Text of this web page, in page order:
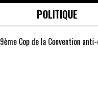
POLITIQUE
9ème Cop de la Convention